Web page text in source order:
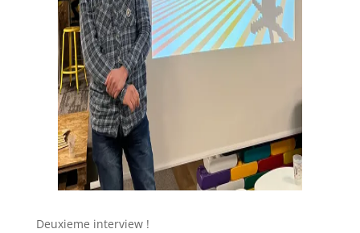
Deuxieme interview !